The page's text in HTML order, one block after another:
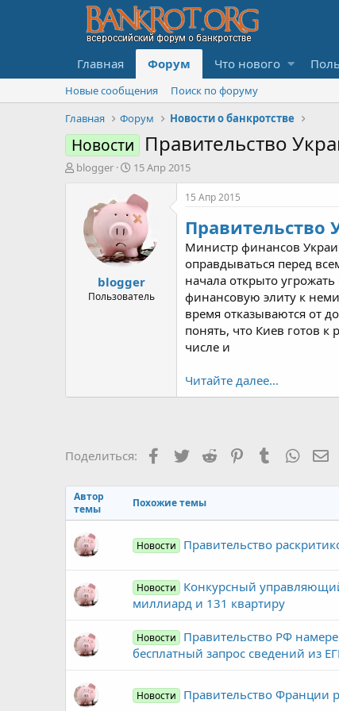
Главная Форум Что нового
Новые сообщения
Поиск по форуму
Главная
Форум Новости о банкротстве
Новости Правительство
А
blogger
Д
т
а
н
а
ч
а
л
а
15 Апр 2015
blogger
Пользователь
15 Апр 2015
Правительство
Министр финансов
оправдываться перед
начала открыто
финансовую элиту к
время отказываются от
понять, что Киев готов
числе и
Читайте далее...
Поделиться: Facebook
TwitterReddit PinterestTumblr
Автор
темы
Похожие темы
Новости Правительство
Новости
Конкурсный
миллиард и 131 квартиру
Новости
Правительство РФ
бесплатный запрос сведений из
Новости Правительство Франции